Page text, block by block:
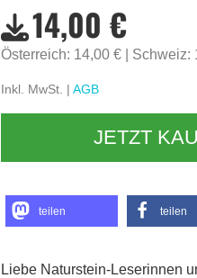
14,00 €
Österreich: 14,00 € Schweiz:
Inkl. MwSt. | AGB
JETZT
teilen teilen
Liebe Naturstein-Leserinnen